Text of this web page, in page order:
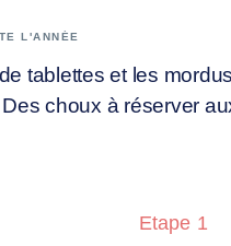
L'ANNÉE
tablettes et les
choux à réserver
Etape 1